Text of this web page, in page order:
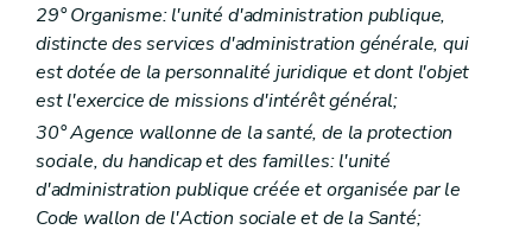
29° Organisme: l'unité d'administration publique,
distincte des services d'administration générale, qui
est dotée de la personnalité juridique et dont l'objet
est l'exercice de missions d'intérêt général;
30° Agence wallonne de la santé, de la protection
sociale, du handicap et des familles: l'unité
d'administration publique créée et organisée par le
Code wallon de l'Action sociale et de la Santé;